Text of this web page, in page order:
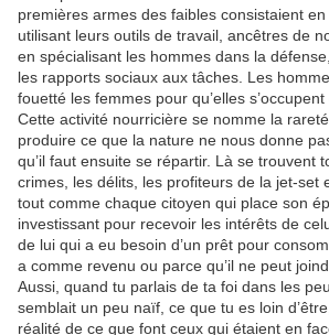
premières armes des faibles consistaient
utilisant leurs outils de travail, ancêtres de
en spécialisant les hommes dans la
les rapports sociaux aux tâches. Les
fouetté les femmes pour qu’elles
Cette activité nourricière se nomme la
produire ce que la nature ne nous donne
qu’il faut ensuite se répartir. Là se trouvent
crimes, les délits, les profiteurs de la jet-set
tout comme chaque citoyen qui place son
investissant pour recevoir les intérêts de
de lui qui a eu besoin d’un prêt pour
a comme revenu ou parce qu’il ne peut
Aussi, quand tu parlais de ta foi dans les
semblait un peu naïf, ce que tu es loin
réalité de ce que font ceux qui étaient en